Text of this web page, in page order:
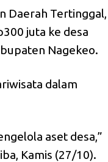
Daerah Tertinggal,
juta ke desa
Nagekeo.
dalam
aset desa,”
Kamis (27/10).